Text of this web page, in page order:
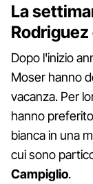
La
Dopo l'inizio
Moser hanno
vacanza. Per
hanno
bianca in una
cui sono
Campiglio.